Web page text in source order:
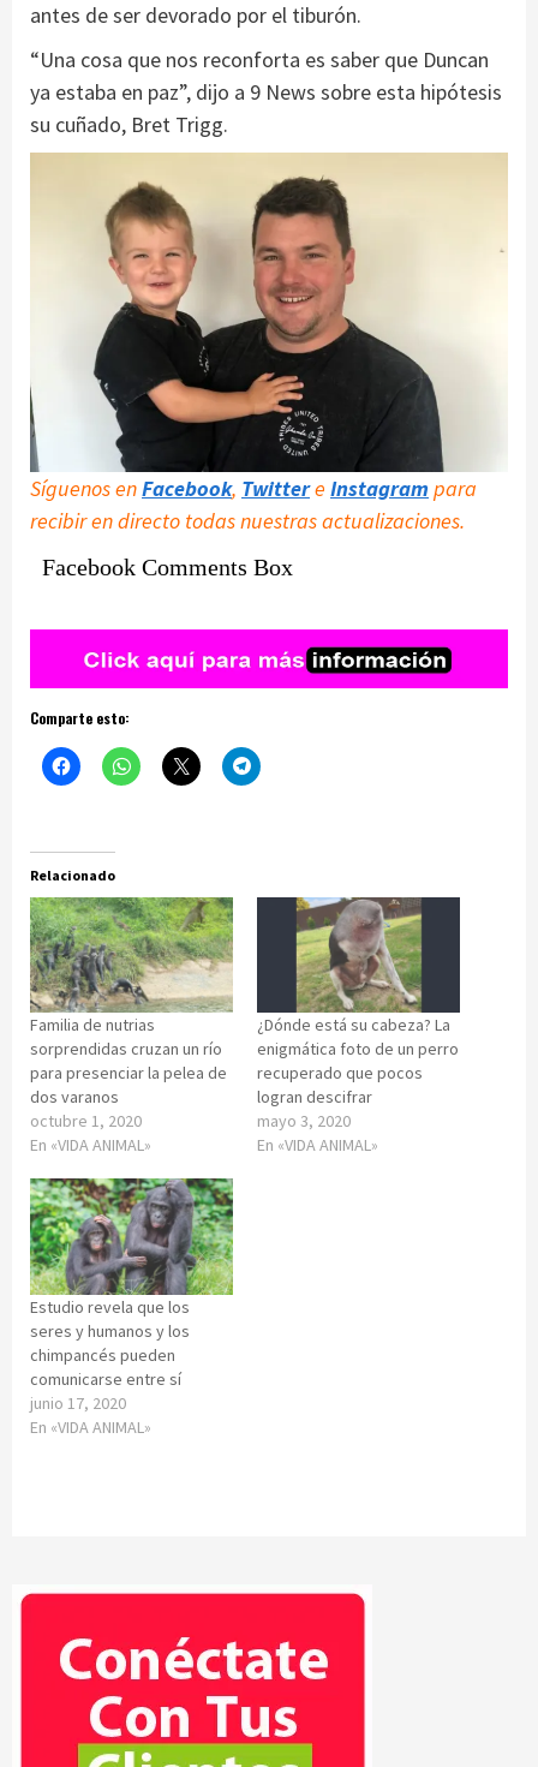
antes de ser devorado por el tiburón.
“Una cosa que nos reconforta es saber que Duncan
ya estaba en paz”, dijo a 9 News sobre esta hipótesis
su cuñado, Bret Trigg.
Síguenos enFacebook, Twittere Instagram para
recibir en directo todas nuestras actualizaciones.
Facebook Comments Box
Comparte esto:
Relacionado
Familia de nutrias
sorprendidas cruzan un río
para presenciar la pelea de
dos varanos
octubre 1, 2020
En «VIDA ANIMAL»
¿Dónde está su cabeza? La
enigmática foto de un perro
recuperado que pocos
logran descifrar
mayo 3, 2020
En «VIDA ANIMAL»
Estudio revela que los
seres y humanos y los
chimpancés pueden
comunicarse entre sí
junio 17, 2020
En «VIDA ANIMAL»